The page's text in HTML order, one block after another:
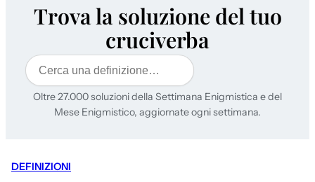
Trova la soluzione del tuo
cruciverba
Cerca
Oltre 27.000 soluzioni della Settimana Enigmistica e del
Mese Enigmistico, aggiornate ogni settimana.
DEFINIZIONI